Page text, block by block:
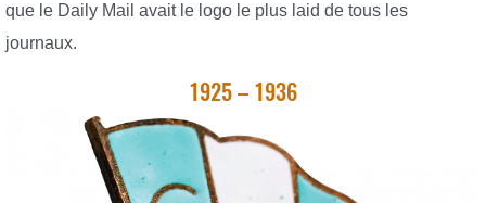
que le Daily Mail avait le logo le plus laid de tous les
journaux.
1925 – 1936